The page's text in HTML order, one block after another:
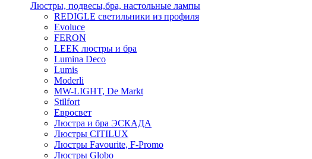
Люстры, подвесы,бра, настольные лампы
REDIGLE светильники из профиля
Evoluce
FERON
LEEK люстры и бра
Lumina Deco
Lumis
Moderli
MW-LIGHT, De Markt
Stilfort
Евросвет
Люстра и бра ЭСКАДА
Люстры CITILUX
Люстры Favourite, F-Promo
Люстры Globo